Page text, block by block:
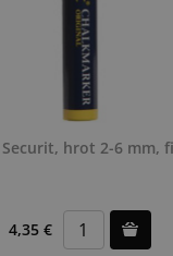
hrot 2-6 mm,
4,35 €